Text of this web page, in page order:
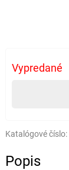
Vypredané
Katalógové číslo:
Popis